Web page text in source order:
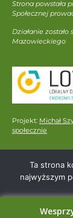
Strona powstała
Społecznej
Działanie
Mazowieckiego
Projekt: Michał
społecznie
Ta strona
najwyższym